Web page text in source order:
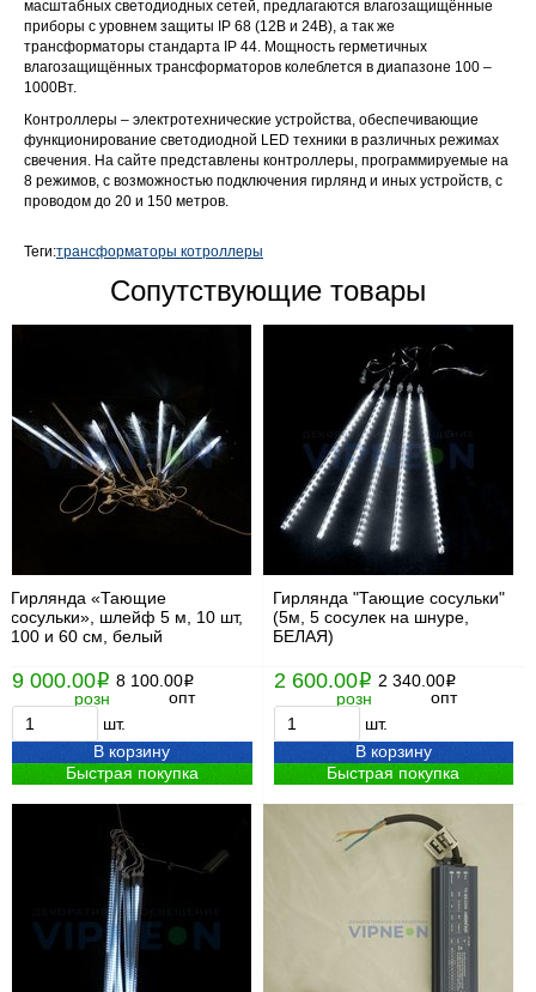
масштабных светодиодных сетей, предлагаются влагозащищённые
приборы с уровнем защиты IP 68 (12В и 24В), а так же
трансформаторы стандарта IP 44. Мощность герметичных
влагозащищённых трансформаторов колеблется в диапазоне 100 –
1000Вт.
Контроллеры – электротехнические устройства, обеспечивающие
функционирование светодиодной LED техники в различных режимах
свечения. На сайте представлены контроллеры, программируемые на
8 режимов, с возможностью подключения гирлянд и иных устройств, с
проводом до 20 и 150 метров.
Теги:трансформаторы котроллеры
Сопутствующие товары
Гирлянда «Тающие
сосульки», шлейф 5 м, 10 шт,
100 и 60 см, белый
9 000.00i
розн
8 100.00i
опт
шт.
В корзину
Быстрая покупка
Гирлянда "Тающие сосульки"
(5м, 5 сосулек на шнуре,
БЕЛАЯ)
2 600.00i
розн
2 340.00i
опт
шт.
В корзину
Быстрая покупка